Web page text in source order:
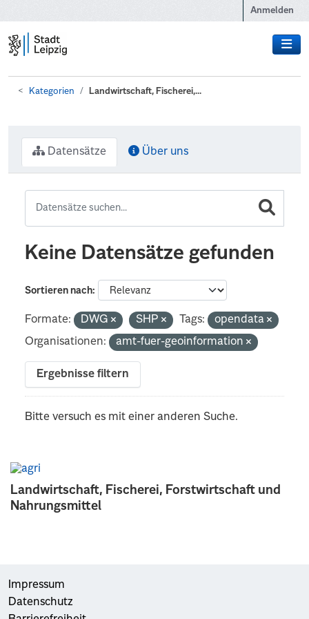
Anmelden
Kategorien Landwirtschaft, Fischerei,...
Landwirtschaft, Fischerei, Forstwirtschaft und
Nahrungsmittel
Datensätze Über uns
Keine Datensätze gefunden
Sortieren nach
Formate: DWG SHP Tags:
opendata
Organisationen:
amt-fuer-geoinformation
Ergebnisse filtern
Bitte versuch es mit einer anderen Suche.
Impressum
Datenschutz